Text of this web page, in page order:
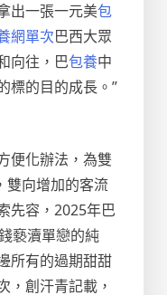
出一張一元美包
網單次巴西大眾
向往，巴包養中
標的目的成長。”
便化辦法，為雙
雙向增加的客流
先容，2025年巴
褻瀆單戀的純
所有的過期甜甜
，創汗青記載，